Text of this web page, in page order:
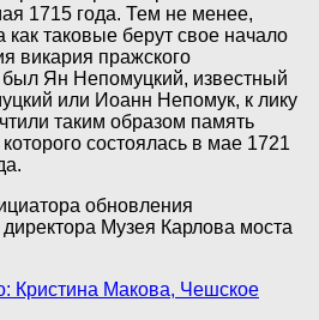
1715 года. Тем не менее,
как таковые берут свое начало
викария пражского
был Ян Непомуцкий, известный
или Иоанн Непомук, к лику
таким образом память
состоялась в мае 1721
обновления
Музея Карлова моста